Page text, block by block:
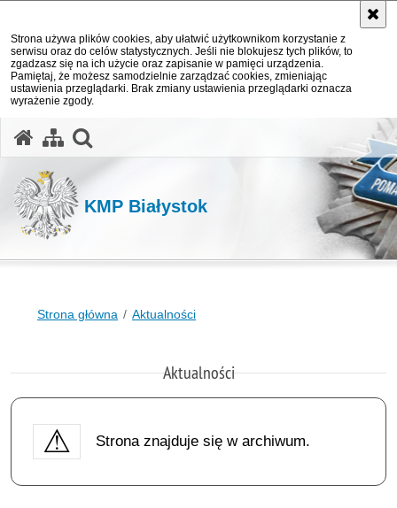
Strona używa plików cookies, aby ułatwić użytkownikom korzystanie z
serwisu oraz do celów statystycznych. Jeśli nie blokujesz tych plików, to
zgadzasz się na ich użycie oraz zapisanie w pamięci urządzenia.
Pamiętaj, że możesz samodzielnie zarządzać cookies, zmieniając
ustawienia przeglądarki. Brak zmiany ustawienia przeglądarki oznacza
wyrażenie zgody.
KMP Białystok
Strona główna Aktualności
Aktualności
Strona znajduje się w archiwum.